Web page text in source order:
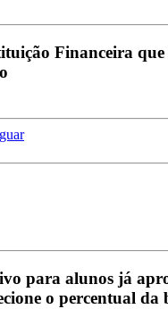
Financeira que
para alunos já
o percentual da